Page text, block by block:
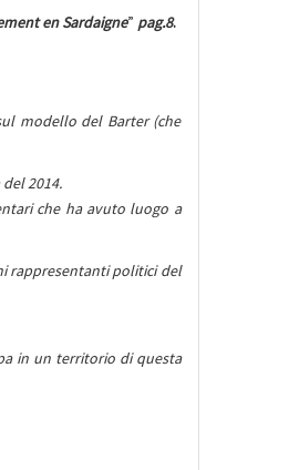
en Sardaigne” pag.8.
modello del Barter (che
2014.
che ha avuto luogo a
rappresentanti politici del
in un territorio di questa